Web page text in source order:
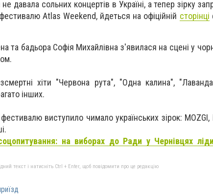
давала сольних концертів в Україні, а тепер зірку
Atlas Weekend, йдеться на офіційній сторінці
та бадьора Софія Михайлівна з'явилася на сцені у
хіти "Червона рута", "Одна калина",
інших.
виступило чимало українських зірок: MOZGI,
на виборах до Ради у Чернівцях
текст і натисніть Ctrl + Enter, щоб повідомити про це редакцію